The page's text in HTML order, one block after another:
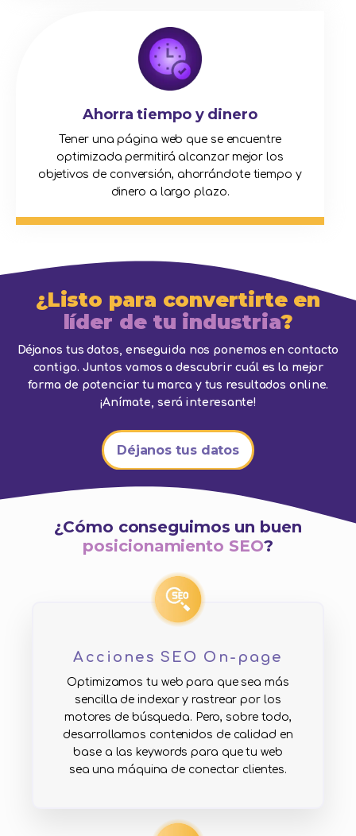
Ahorra tiempo y dinero
Tener una página web que se encuentre
optimizada permitirá alcanzar mejor los
objetivos de conversión, ahorrándote tiempo y
dinero a largo plazo.
¿Listo para convertirte en
líder de tu industria?
Déjanos tus datos, enseguida nos ponemos en contacto
contigo. Juntos vamos a descubrir cuál es la mejor
forma de potenciar tu marca y tus resultados online.
¡Anímate, será interesante!
Déjanos tus datos
¿Cómo conseguimos un buen
posicionamiento SEO?
Acciones SEO On-page
Optimizamos tu web para que sea más
sencilla de indexar y rastrear por los
motores de búsqueda. Pero, sobre todo,
desarrollamos contenidos de calidad en
base a las keywords para que tu web
sea una máquina de conectar clientes.